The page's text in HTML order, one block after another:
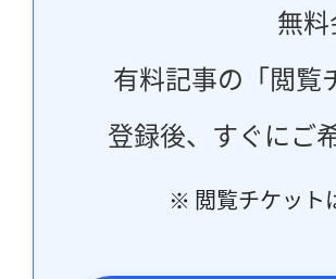
無
有料記事の「閲覧
登録後、すぐにご
※ 閲覧チケット